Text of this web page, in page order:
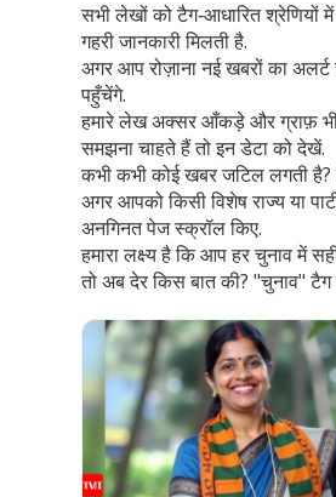
सभी लेखों को टैग‑आधारित
गहरी जानकारी मिलती है.
अगर आप रोज़ाना नई खबरों का
पहुँचेंगे.
हमारे लेख अक्सर आँकड़े और ग्राफ़ भी
समझना चाहते हैं तो इन डेटा को देखें.
कभी कभी कोई खबर जटिल लगती
अगर आपको किसी विशेष राज्य या
अनगिनत पेज स्क्रॉल किए.
हमारा लक्ष्य है कि आप हर चुनाव में
तो अब देर किस बात की? "चुनाव"